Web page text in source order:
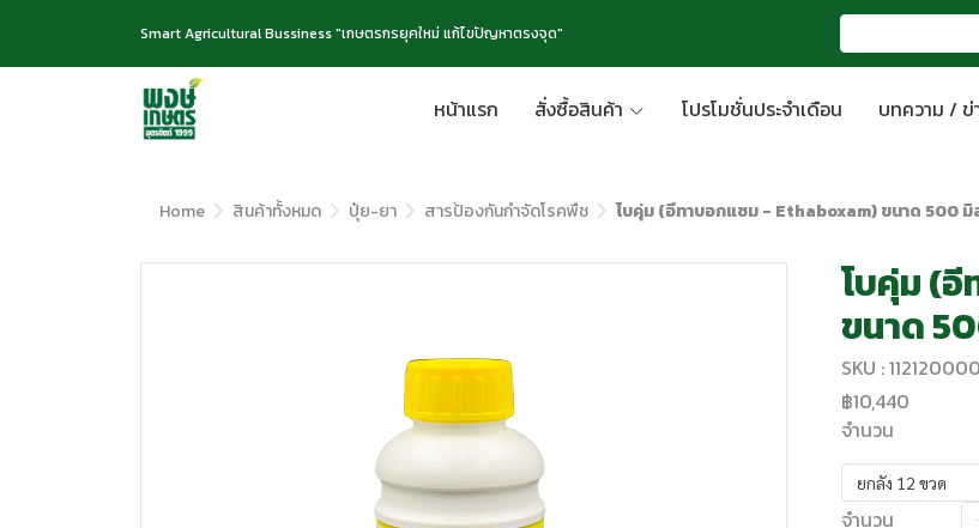
Smart Agricultural Bussiness "เกษตรกรยุคใหม่ แก้ไขปัญหาตรงจุด"
หน้าแรก สั่งซื้อสินค้า โปรโมชั่นประจำเดือน บทความ / ข่
Home สินค้าทั้งหมด ปุ๋ย-ยา สารป้องกันกำจัดโรคพืช โบคุ่ม (อีทาบอกแซม - Ethaboxam) ขนาด 500
โบคุ่ม (
ขนาด
SKU :
฿10,440
จำนวน
ยกลัง 12 ขวด
จำนวน